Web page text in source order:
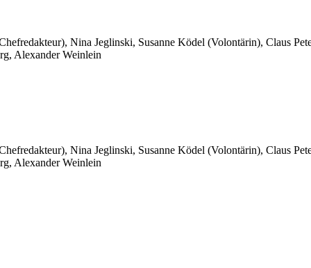
Nina Jeglinski, Susanne Ködel (Volontärin), Claus
Alexander Weinlein
Nina Jeglinski, Susanne Ködel (Volontärin), Claus
Alexander Weinlein